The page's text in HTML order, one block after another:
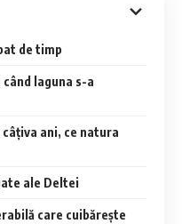
de timp
laguna s-a
ani, ce natura
ale Deltei
care cuibărește